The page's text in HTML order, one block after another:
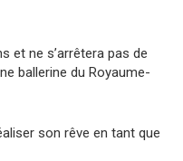
et ne s’arrêtera pas de
ballerine du Royaume-
son rêve en tant que